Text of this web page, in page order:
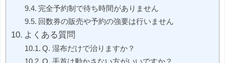
完全予約制で待ち時間がありません
回数券の販売や予約の強要は行いません
よくある質問
Q. 湿布だけで治りますか？
Q. 手首は動かさない方がいいですか？